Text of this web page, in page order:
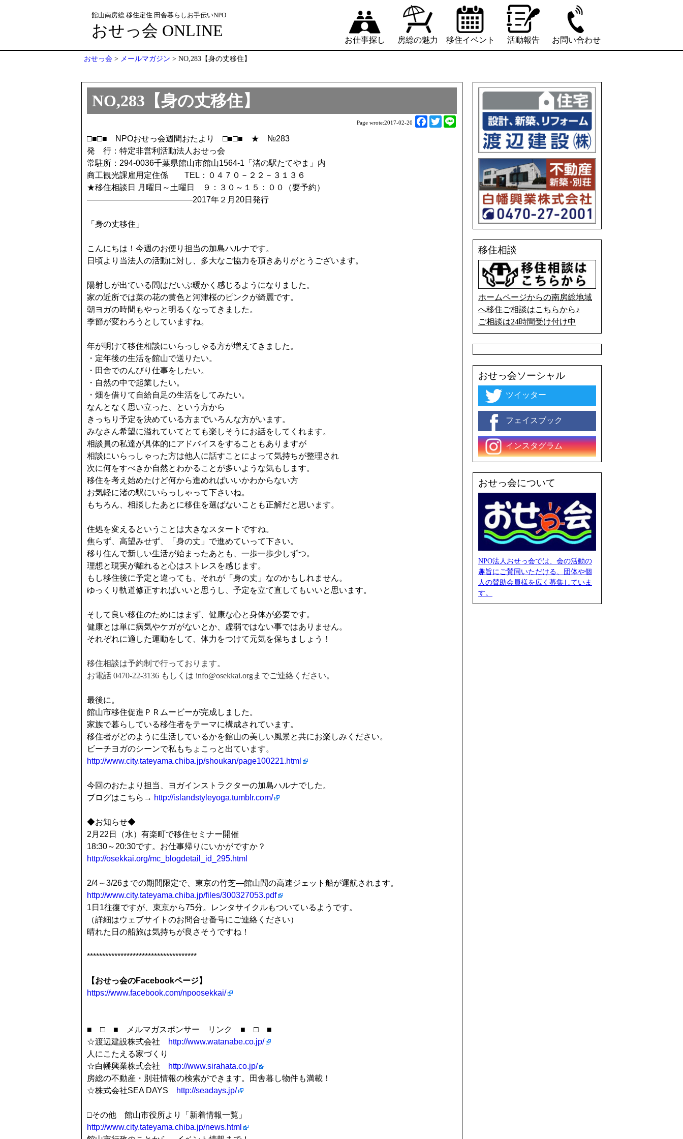
館山南房総 移住定住 田舎暮らしお手伝いNPO
おせっ会 ONLINE
お仕事探し 房総の魅力 移住イベント 活動報告 お問い合わせ
おせっ会 > メールマガジン > NO,283【身の丈移住】
NO,283【身の丈移住】
Page wrote:2017-02-20
F
T
□■□■ NPOおせっ会週間おたより □■□■ ★ №283
発 行：特定非営利活動法人おせっ会
常駐所：294-0036千葉県館山市館山1564-1「渚の駅たてやま」内
商工観光課雇用定住係 TEL：０４７０－２２－３１３６
★移住相談日 月曜日～土曜日 ９：３０～１５：００（要予約）
—————————————2017年２月20日発行
「身の丈移住」
こんにちは！今週のお便り担当の加島ハルナです。
日頃より当法人の活動に対し、多大なご協力を頂きありがとうございます。
陽射しが出ている間はだいぶ暖かく感じるようになりました。
家の近所では菜の花の黄色と河津桜のピンクが綺麗です。
朝ヨガの時間もやっと明るくなってきました。
季節が変わろうとしていますね。
年が明けて移住相談にいらっしゃる方が増えてきました。
・定年後の生活を館山で送りたい。
・田舎でのんびり仕事をしたい。
・自然の中で起業したい。
・畑を借りて自給自足の生活をしてみたい。
なんとなく思い立った、という方から
きっちり予定を決めている方までいろんな方がいます。
みなさん希望に溢れていてとても楽しそうにお話をしてくれます。
相談員の私達が具体的にアドバイスをすることもありますが
相談にいらっしゃった方は他人に話すことによって気持ちが整理され
次に何をすべきか自然とわかることが多いような気もします。
移住を考え始めたけど何から進めればいいかわからない方
お気軽に渚の駅にいらっしゃって下さいね。
もちろん、相談したあとに移住を選ばないことも正解だと思います。
住処を変えるということは大きなスタートですね。
焦らず、高望みせず、「身の丈」で進めていって下さい。
移り住んで新しい生活が始まったあとも、一歩一歩少しずつ。
理想と現実が離れると心はストレスを感じます。
もし移住後に予定と違っても、それが「身の丈」なのかもしれません。
ゆっくり軌道修正すればいいと思うし、予定を立て直してもいいと思います。
そして良い移住のためにはまず、健康な心と身体が必要です。
健康とは単に病気やケガがないとか、虚弱ではない事ではありません。
それぞれに適した運動をして、体力をつけて元気を保ちましょう！
移住相談は予約制で行っております。
お電話 0470-22-3136 もしくは info@osekkai.orgまでご連絡ください。
最後に。
館山市移住促進ＰＲムービーが完成しました。
家族で暮らしている移住者をテーマに構成されています。
移住者がどのように生活しているかを館山の美しい風景と共にお楽しみください。
ビーチヨガのシーンで私もちょこっと出ています。
http://www.city.tateyama.chiba.jp/shoukan/page100221.html
今回のおたより担当、ヨガインストラクターの加島ハルナでした。
ブログはこちら→ http://islandstyleyoga.tumblr.com/
◆お知らせ◆
2 月 22 日（水）有楽町で移住セミナー開催
18:30～20:30です。お仕事帰りにいかがですか？
http://osekkai.org/mc_blogdetail_id_295.html
2/4～3/26までの期間限定で、東京の竹芝―館山間の高速ジェット船が運航されます。
http://www.city.tateyama.chiba.jp/files/300327053.pdf
1日1往復ですが、東京から75分。レンタサイクルもついているようです。
（詳細はウェブサイトのお問合せ番号にご連絡ください）
晴れた日の船旅は気持ちが良さそうですね！
************************************
【おせっ会のFacebookページ】
https://www.facebook.com/npoosekkai/
■ □ ■ メルマガスポンサー リンク ■ □ ■
☆渡辺建設株式会社
http://www.watanabe.co.jp/
人にこたえる家づくり
☆白幡興業株式会社
http://www.sirahata.co.jp/
房総の不動産・別荘情報の検索ができます。田舎暮し物件も満載！
☆株式会社SEA DAYS
http://seadays.jp/
□その他 館山市役所より「新着情報一覧」
http://www.city.tateyama.chiba.jp/news.html
移住相談
ホームページからの南房総地域
へ移住ご相談はこちらから♪
ご相談は24時間受け付け中
おせっ会ソーシャル
ツイッター
フェイスブック
インスタグラム
おせっ会について
NPO法人おせっ会では、会の活動の
趣旨にご賛同いただける、団体や個
人の賛助会員様を広く募集していま
す。